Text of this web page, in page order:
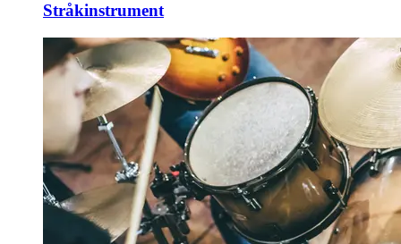
Stråkinstrument